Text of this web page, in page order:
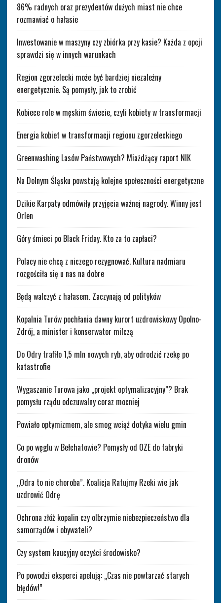
86% radnych oraz prezydentów dużych miast nie chce
rozmawiać o hałasie
Inwestowanie w maszyny czy zbiórka przy kasie? Każda z opcji
sprawdzi się w innych warunkach
Region zgorzelecki może być bardziej niezależny
energetycznie. Są pomysły, jak to zrobić
Kobiece role w męskim świecie, czyli kobiety w transformacji
Energia kobiet w transformacji regionu zgorzeleckiego
Greenwashing Lasów Państwowych? Miażdżący raport NIK
Na Dolnym Śląsku powstają kolejne społeczności energetyczne
Dzikie Karpaty odmówiły przyjęcia ważnej nagrody. Winny jest
Orlen
Góry śmieci po Black Friday. Kto za to zapłaci?
Polacy nie chcą z niczego rezygnować. Kultura nadmiaru
rozgościła się u nas na dobre
Będą walczyć z hałasem. Zaczynają od polityków
Kopalnia Turów pochłania dawny kurort uzdrowiskowy Opolno-
Zdrój, a minister i konserwator milczą
Do Odry trafiło 1,5 mln nowych ryb, aby odrodzić rzekę po
katastrofie
Wygaszanie Turowa jako „projekt optymalizacyjny”? Brak
pomysłu rządu odczuwalny coraz mocniej
Powiało optymizmem, ale smog wciąż dotyka wielu gmin
Co po węglu w Bełchatowie? Pomysły od OZE do fabryki
dronów
„Odra to nie choroba”. Koalicja Ratujmy Rzeki wie jak
uzdrowić Odrę
Ochrona złóż kopalin czy olbrzymie niebezpieczeństwo dla
samorządów i obywateli?
Czy system kaucyjny oczyści środowisko?
Po powodzi eksperci apelują: „Czas nie powtarzać starych
błędów!”